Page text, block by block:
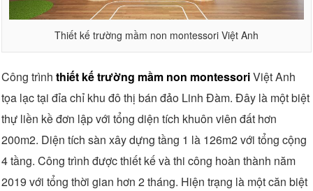
Thiết kế trường mầm non montessori Việt Anh
Công trình thiết kế trường mầm non montessoriViệt Anh
tọa lạc tại đỉa chỉ khu đô thị bán đảo Linh Đàm. Đây là một biệt
thự liền kề đơn lập với tổng diện tích khuôn viên đất hơn
200m2. Diện tích sàn xây dựng tầng 1 là 126m2 với tổng cộng
4 tầng. Công trình được thiết kế và thi công hoàn thành năm
2019 với tổng thời gian hơn 2 tháng. Hiện trạng là một căn biệt